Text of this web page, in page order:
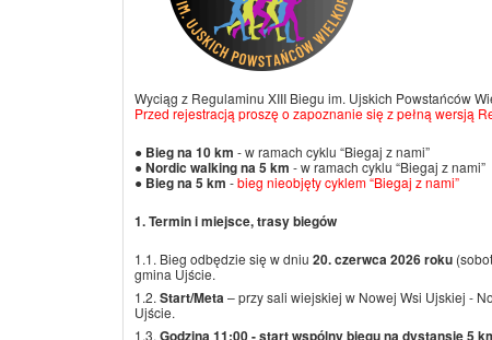
Wyciąg z Regulaminu XIII Biegu im. Ujskich Powstańców
Przed rejestracją proszę o zapoznanie się z pełną wersją
● Bieg na 10 km - w ramach cyklu “Biegaj z nami”
●Nordic walking na 5 km - w ramach cyklu “Biegaj z nami”
● Bieg na 5 km -bieg nieobjęty cyklem “Biegaj z nami”
1. Termin i miejsce, trasy biegów
1.1. Bieg odbędzie się w dniu 20. czerwca 2026 roku
gmina Ujście.
1.2. Start/Meta– przy sali wiejskiej w Nowej Wsi Ujskiej -
Ujście.
1.3. Godzina 11:00 - start wspólny biegu na dystansie 5